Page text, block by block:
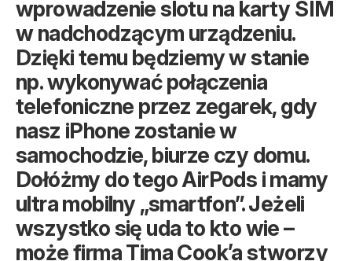
wprowadzenie slotu na karty SIM
w nadchodzącym urządzeniu.
Dzięki temu będziemy w stanie
np. wykonywać połączenia
telefoniczne przez zegarek, gdy
nasz iPhone zostanie w
samochodzie, biurze czy domu.
Dołóżmy do tego AirPods i mamy
ultra mobilny „smartfon”. Jeżeli
wszystko się uda to kto wie –
może firma Tima Cook’a stworzy